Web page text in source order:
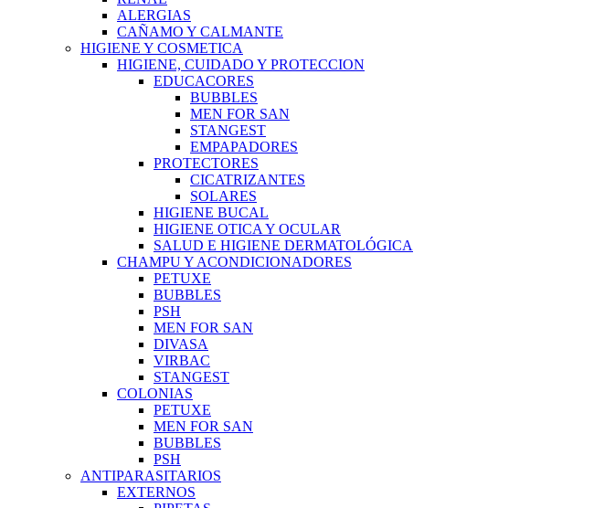
ALERGIAS
CAÑAMO Y CALMANTE
HIGIENE Y COSMETICA
HIGIENE, CUIDADO Y PROTECCION
EDUCACORES
BUBBLES
MEN FOR SAN
STANGEST
EMPAPADORES
PROTECTORES
CICATRIZANTES
SOLARES
HIGIENE BUCAL
HIGIENE OTICA Y OCULAR
SALUD E HIGIENE DERMATOLÓGICA
CHAMPU Y ACONDICIONADORES
PETUXE
BUBBLES
PSH
MEN FOR SAN
DIVASA
VIRBAC
STANGEST
COLONIAS
PETUXE
MEN FOR SAN
BUBBLES
PSH
ANTIPARASITARIOS
EXTERNOS